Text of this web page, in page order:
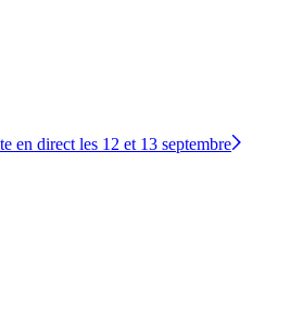
en direct les 12 et 13 septembre